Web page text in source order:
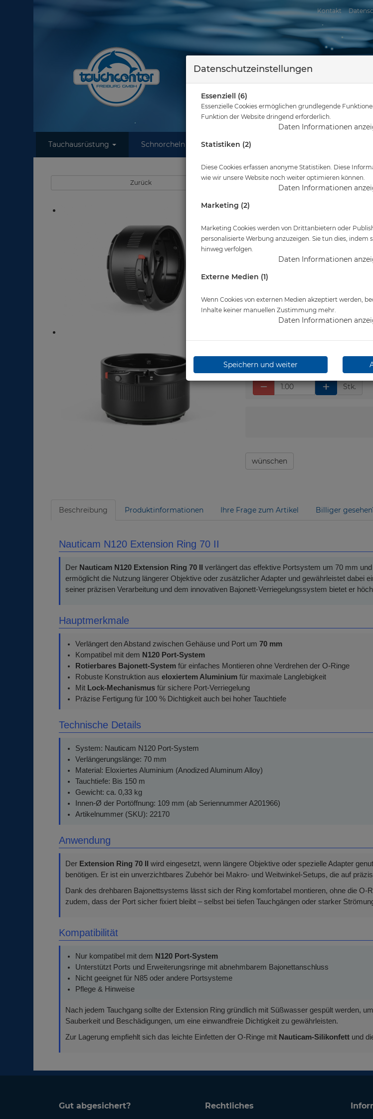
Kontakt
Tauchausrüstung Schnorcheln Wassersport
Sie sind hier Tauchausrüstung Nauticam N120
Zurück
Nauticam N120
Artikelnr.: na-22170
Herstellerpreis: 715,00 €
715,00 €*
Stk.
wünschen
Beschreibung Produktinformationen Ihre Frage zum Artikel Billiger
Nauticam N120 Extension Ring 70 II
Der Nauticam N120 Extension Ring 70 II verlängert das effektive Portsystem um 70 mm
ermöglicht die Nutzung längerer Objektive oder zusätzlicher Adapter und gewährleistet dabei
seiner präzisen Verarbeitung und dem innovativen Bajonett-Verriegelungssystem bietet er
Hauptmerkmale
Verlängert den Abstand zwischen Gehäuse und Port um 70 mm
Kompatibel mit dem N120 Port-System
Rotierbares Bajonett-System für einfaches Montieren ohne Verdrehen der O-Ringe
Robuste Konstruktion aus eloxiertem Aluminium für maximale Langlebigkeit
Mit Lock-Mechanismus für sichere Port-Verriegelung
Präzise Fertigung für 100 % Dichtigkeit auch bei hoher Tauchtiefe
Technische Details
System: Nauticam N120 Port-System
Verlängerungslänge: 70 mm
Material: Eloxiertes Aluminium (Anodized Aluminum Alloy)
Tauchtiefe: Bis 150 m
Gewicht: ca. 0,33 kg
Innen-Ø der Portöffnung: 109 mm (ab Seriennummer A201966)
Artikelnummer (SKU): 22170
Anwendung
Der Extension Ring 70 II
wird eingesetzt, wenn längere Objektive oder spezielle Adapter
benötigen. Er ist ein unverzichtbares Zubehör bei Makro- und Weitwinkel-Setups, die auf
Dank des drehbaren Bajonettsystems lässt sich der Ring komfortabel montieren, ohne die
zudem, dass der Port sicher fixiert bleibt – selbst bei tiefen Tauchgängen oder starker
Kompatibilität
Nur kompatibel mit dem N120 Port-System
Unterstützt Ports und Erweiterungsringe mit abnehmbarem Bajonettanschluss
Nicht geeignet für N85 oder andere Portsysteme
Pflege & Hinweise
Nach jedem Tauchgang sollte der Extension Ring gründlich mit Süßwasser gespült werden,
Sauberkeit und Beschädigungen, um eine einwandfreie Dichtigkeit zu gewährleisten.
Zur Lagerung empfiehlt sich das leichte Einfetten der O-Ringe mit Nauticam-Silikonfett und
Gut abgesichert? Rechtliches
Datenschutzeinstellungen
Essenziell (6)
Essenzielle Cookies ermöglichen grundlegende
Funktion der Website dringend erforderlich.
Daten Informationen
Statistiken (2)
Diese Cookies erfassen anonyme Statistiken. Diese
wie wir unsere Website noch weiter optimieren können.
Daten Informationen
Marketing (2)
Marketing Cookies werden von Drittanbietern oder
personalisierte Werbung anzuzeigen. Sie tun dies, indem
hinweg verfolgen.
Daten Informationen
Externe Medien (1)
Wenn Cookies von externen Medien akzeptiert werden,
Inhalte keiner manuellen Zustimmung mehr.
Daten Informationen
Speichern und weiter